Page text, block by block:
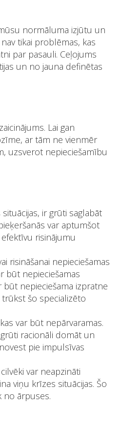
normāluma izjūtu un
tikai problēmas, kas
par pasauli. Ceļojums
un no jauna definētas
Lai gan
ar tām ne vienmēr
uzsverot nepieciešamību
ir grūti saglabāt
var aptumšot
risinājumu
risināšanai nepieciešamas
būt nepieciešamas
būt nepieciešama izpratne
šo specializēto
var būt nepārvaramas.
racionāli domāt un
pie impulsīvas
var neapzināti
viņu krīzes situācijas. Šo
no ārpuses.